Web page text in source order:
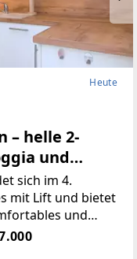
Heute
– helle 2-
und
sich im 4.
mit Lift und bietet
und
verfügt
ein helles